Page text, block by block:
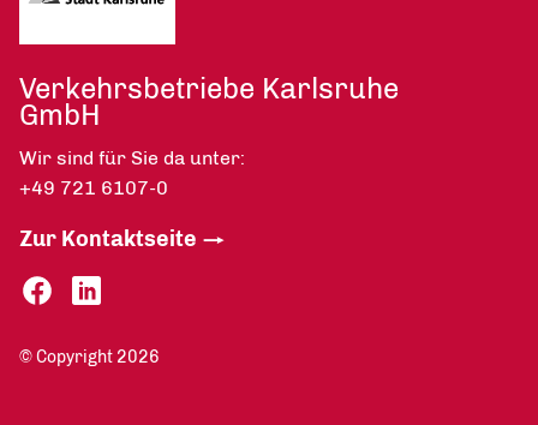
Verkehrsbetriebe Karlsruhe
GmbH
Wir sind für Sie da unter:
+49 721 6107-0
Zur Kontaktseite
© Copyright 2026